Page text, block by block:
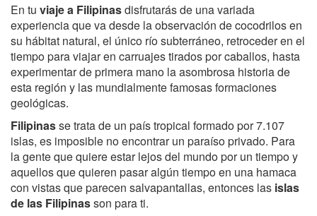
En tu viaje a Filipinasdisfrutarás de una variada
experiencia que va desde la observación de cocodrilos en
su hábitat natural, el único río subterráneo, retroceder en el
tiempo para viajar en carruajes tirados por caballos, hasta
experimentar de primera mano la asombrosa historia de
esta región y las mundialmente famosas formaciones
geológicas.
Filipinasse trata de un país tropical formado por 7.107
islas, es imposible no encontrar un paraíso privado. Para
la gente que quiere estar lejos del mundo por un tiempo y
aquellos que quieren pasar algún tiempo en una hamaca
con vistas que parecen salvapantallas, entonces las islas
de las Filipinasson para ti.